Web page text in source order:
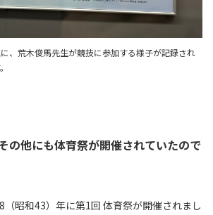
、荒木俊馬先生が競技に参加する様子が記録され
の他にも体育祭が開催されていたので
昭和43）年に第1回 体育祭が開催されまし